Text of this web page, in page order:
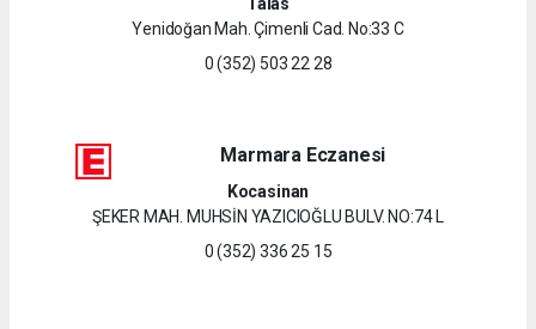
Yenidoğan Mah. Çimenli Cad. No:33 C
0 (352) 503 22 28
Marmara Eczanesi
Kocasinan
ŞEKER MAH. MUHSİN YAZICIOĞLU BULV. NO:74 L
0 (352) 336 25 15